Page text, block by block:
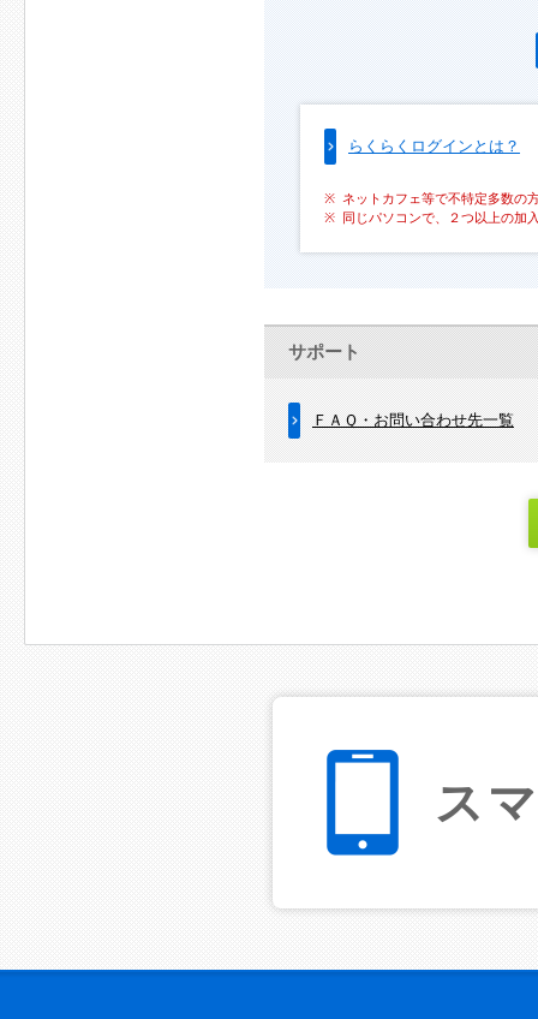
らくらくログインとは？
ネットカフェ等で不特定多数の
同じパソコンで、２つ以上の加
サポート
ＦＡＱ・お問い合わせ先一覧
ス